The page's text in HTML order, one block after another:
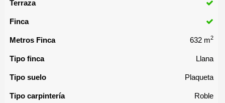
Terraza
Finca
Metros Finca 632 m2
Tipo finca Llana
Tipo suelo Plaqueta
Tipo carpintería Roble